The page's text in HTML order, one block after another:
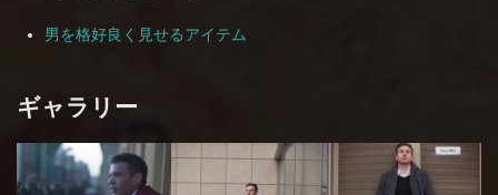
男を格好良く見せるアイテム
ギャラリー